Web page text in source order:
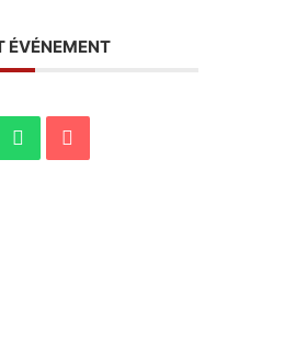
ÉVÉNEMENT